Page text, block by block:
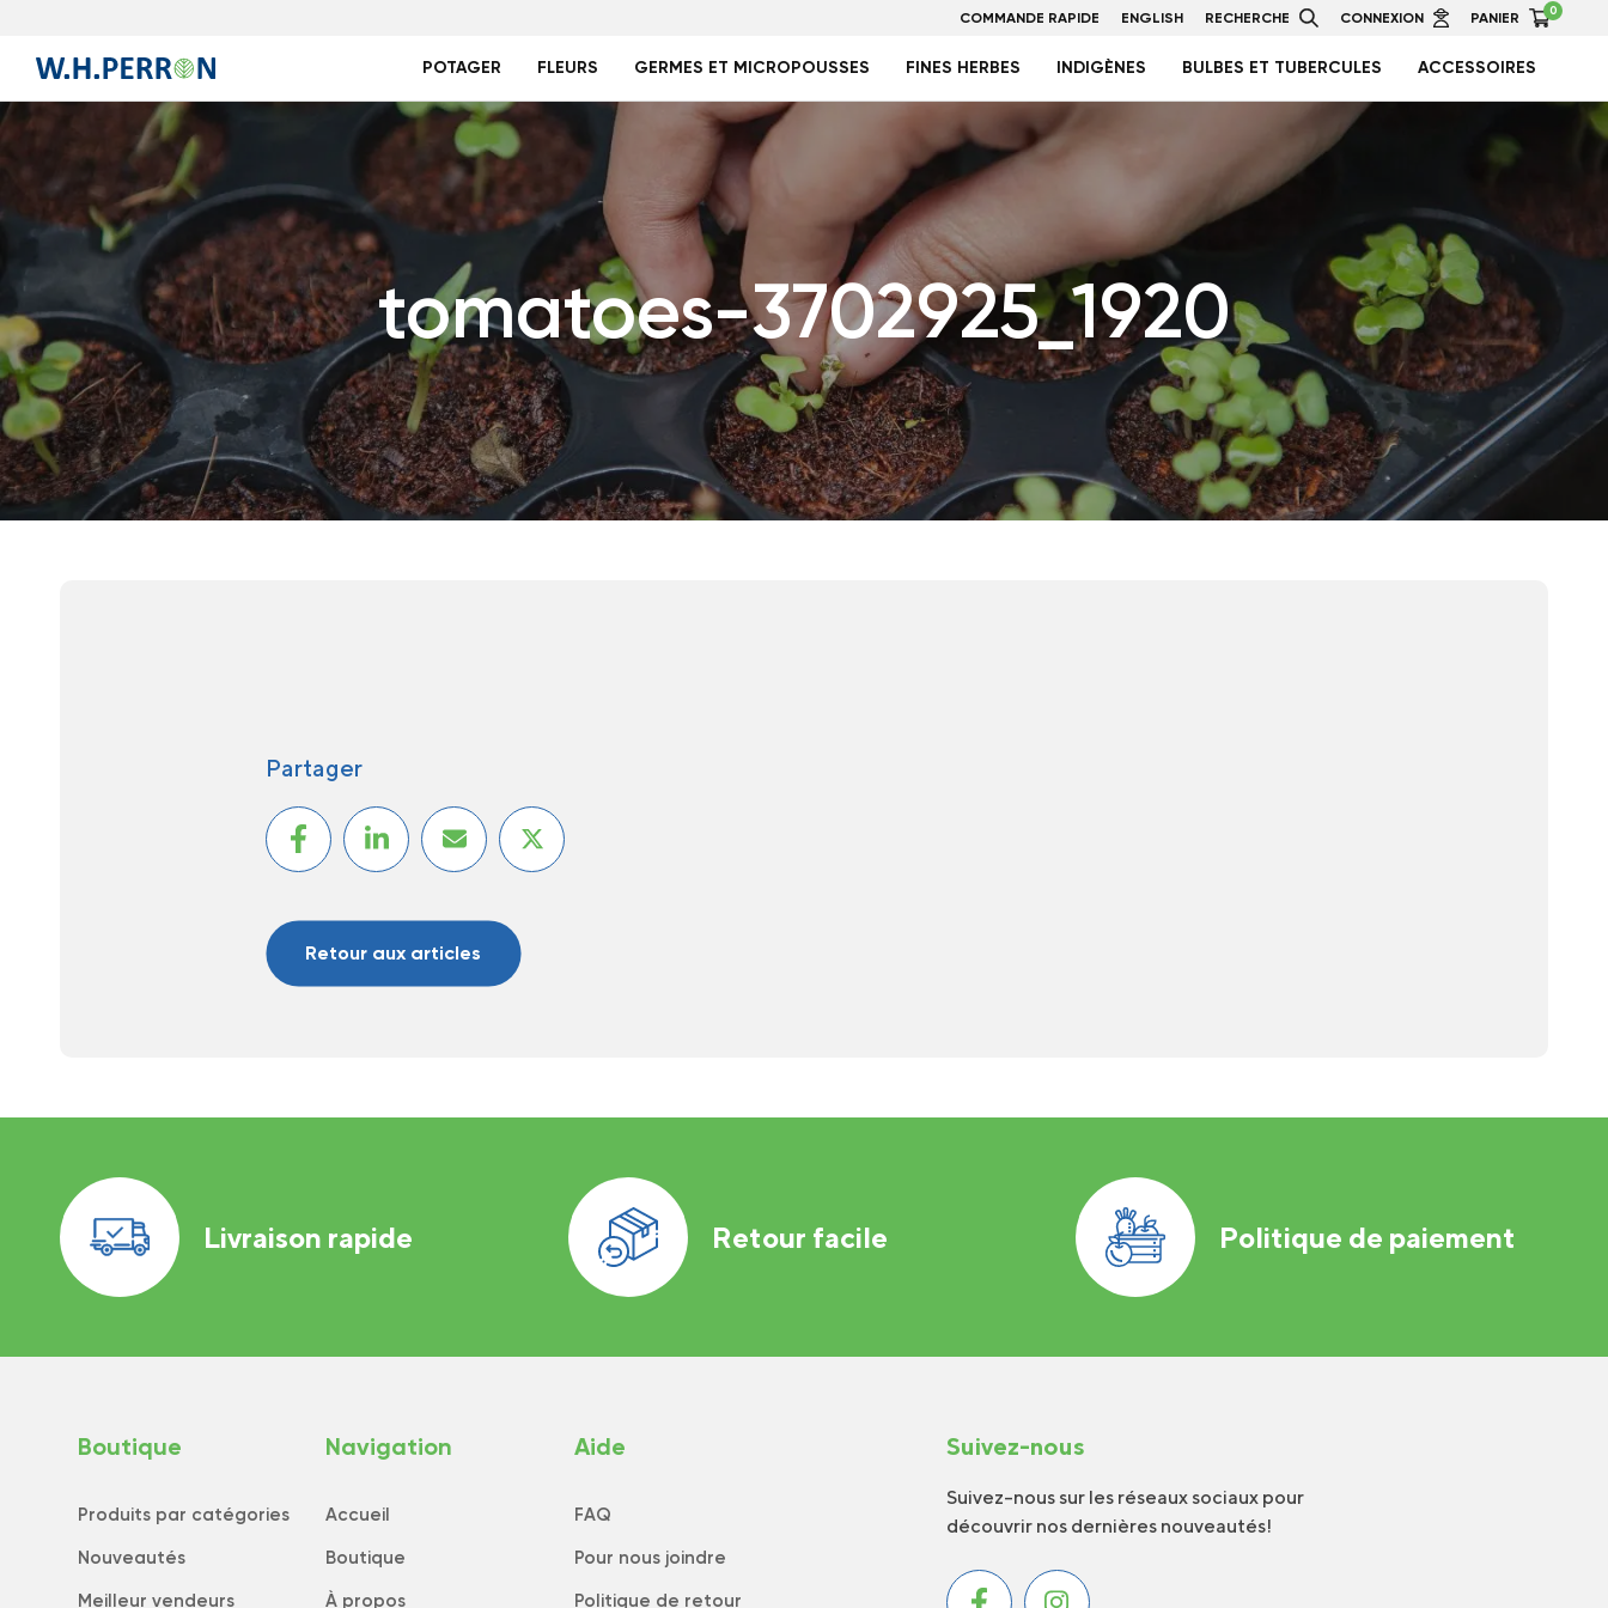
COMMANDE RAPIDE ENGLISH RECHERCHE CONNEXION PANIER 0
POTAGER FLEURS GERMES ET MICROPOUSSES FINES HERBES INDIGÈNES BULBES ET TUBERCULES ACCESSOIRES
tomatoes-3702925_1920
Partager
Retour aux articles
Livraison rapide Retour facile Politique de paiement
Boutique
Produits par catégories
Nouveautés
Meilleur vendeurs
Navigation
Accueil
Boutique
À propos
Aide
FAQ
Pour nous joindre
Politique de retour
Suivez-nous
Suivez-nous sur les réseaux sociaux pour
découvrir nos dernières nouveautés!